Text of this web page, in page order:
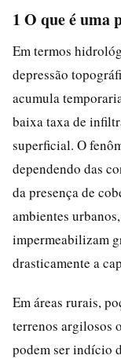
1 O que é uma
Em termos
depressão
acumula
baixa taxa de
superficial. O
dependendo das
da presença de
ambientes
impermeabilizam
drasticamente a
Em áreas rurais,
terrenos argilosos
podem ser indício